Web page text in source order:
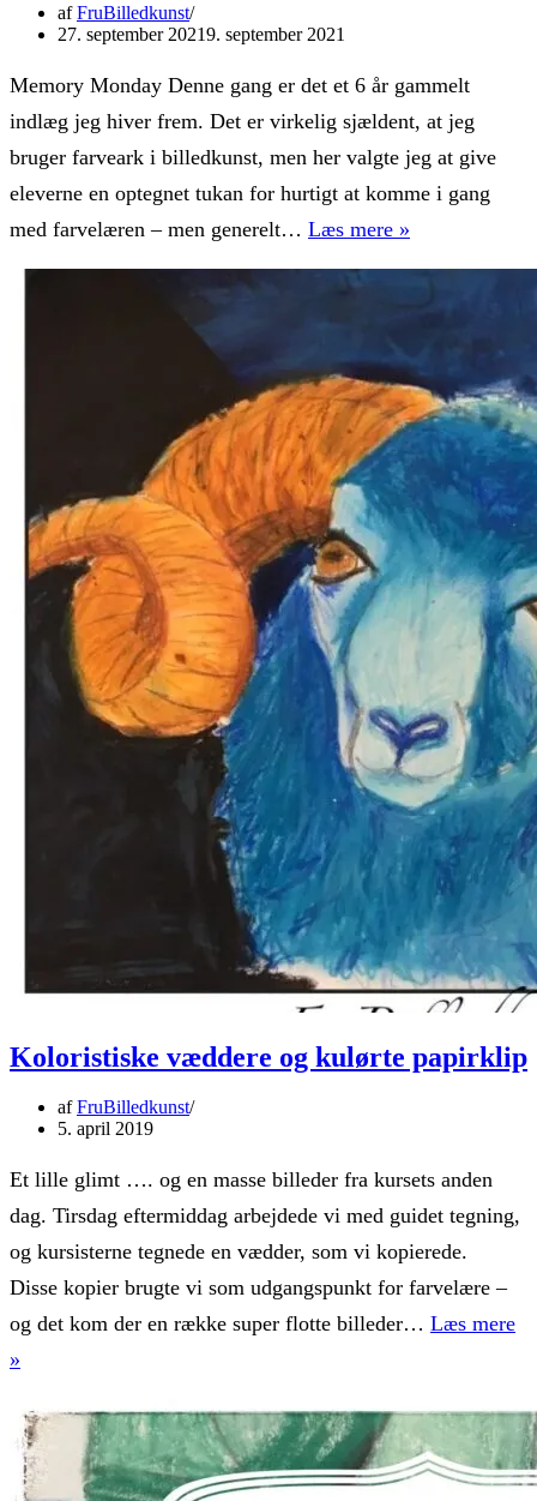
afFruBilledkunst
27. september 20219. september 2021
Memory Monday Denne gang er det et 6 år gammelt
indlæg jeg hiver frem. Det er virkelig sjældent, at jeg
bruger farveark i billedkunst, men her valgte jeg at give
eleverne en optegnet tukan for hurtigt at komme i gang
med farvelæren – men generelt… Læs mere »
enkel
Koloristiske væddere og kulørte papirklip
afFruBilledkunst
5. april 2019
Et lille glimt …. og en masse billeder fra kursets anden
dag. Tirsdag eftermiddag arbejdede vi med guidet tegning,
og kursisterne tegnede en vædder, som vi kopierede.
Disse kopier brugte vi som udgangspunkt for farvelære –
og det kom der en række super flotte billeder… Læs mere
»
og
kulørte